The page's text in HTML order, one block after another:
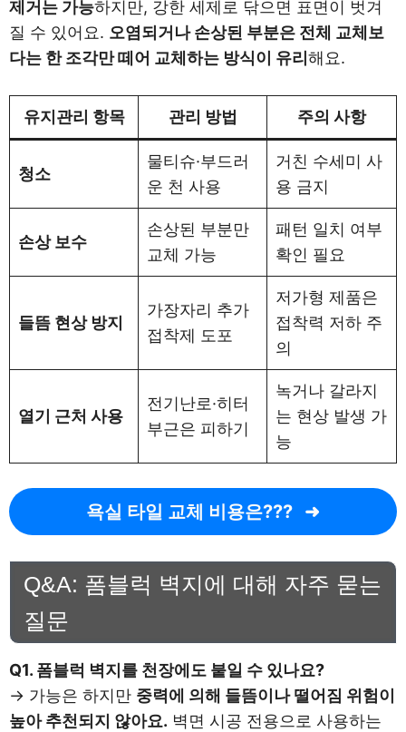
제거는 가능하지만, 강한 세제로 닦으면 표면이 벗겨
질 수 있어요. 오염되거나 손상된 부분은 전체 교체보
다는 한 조각만 떼어 교체하는 방식이 유리해요.
유지관리 항목 관리 방법 주의 사항
청소
물티슈·부드러
운 천 사용
거친 수세미 사
용 금지
손상 보수
손상된 부분만
교체 가능
패턴 일치 여부
확인 필요
들뜸 현상 방지
가장자리 추가
접착제 도포
저가형 제품은
접착력 저하 주
의
열기 근처 사용
전기난로·히터
부근은 피하기
녹거나 갈라지
는 현상 발생 가
능
욕실 타일 교체 비용은???
Q&A: 폼블럭 벽지에 대해 자주 묻는
질문
Q1. 폼블럭 벽지를 천장에도 붙일 수 있나요?
→ 가능은 하지만 중력에 의해 들뜸이나 떨어짐 위험이
높아 추천되지 않아요. 벽면 시공 전용으로 사용하는